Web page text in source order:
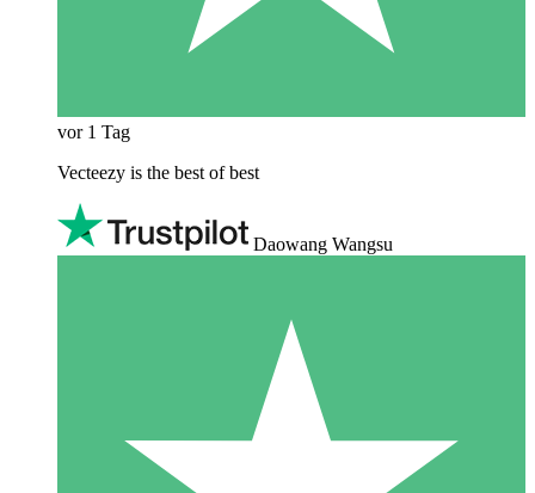
vor 1 Tag
Vecteezy is the best of best
Daowang Wangsu